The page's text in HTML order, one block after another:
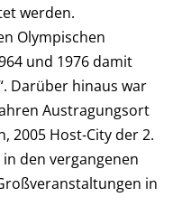
werden.
Olympischen
und 1976 damit
Darüber hinaus war
Austragungsort
2005 Host-City der 2.
den vergangenen
in